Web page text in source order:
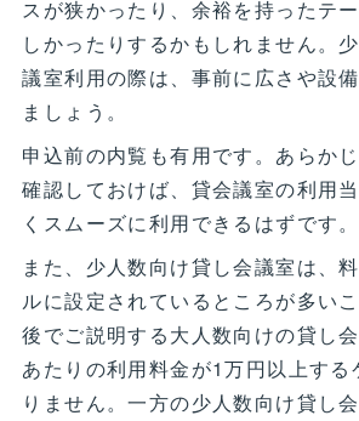
スが狭かったり、余裕を持ったテ
しかったりするかもしれません。
議室利用の際は、事前に広さや設
ましょう。
申込前の内覧も有用です。あらか
確認しておけば、貸会議室の利用
くスムーズに利用できるはずです。
また、少人数向け貸し会議室は、
ルに設定されているところが多いこ
後でご説明する大人数向けの貸し
あたりの利用料金が1万円以上する
りません。一方の少人数向け貸し